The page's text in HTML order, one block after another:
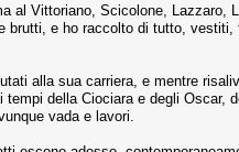
al Vittoriano, Scicolone, Lazzaro,
e ho raccolto di tutto,
alla sua carriera, e mentre
della Ciociara e degli Oscar,
vada e lavori.